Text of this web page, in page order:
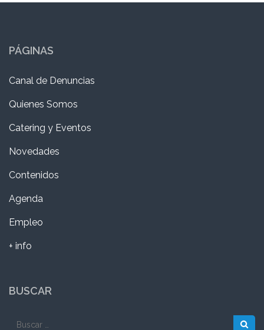
PÁGINAS
Canal de Denuncias
Quienes Somos
Catering y Eventos
Novedades
Contenidos
Agenda
Empleo
+ info
BUSCAR
Buscar: